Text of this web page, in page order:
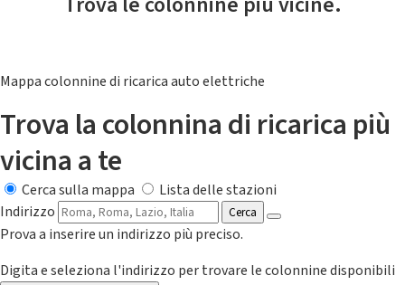
Mappa colonnine di ricarica auto elettriche
Trova la colonnina di ricarica più
vicina a te
Cerca sulla mappa
Lista delle stazioni
Indirizzo
Cerca
Prova a inserire un indirizzo più preciso.
Digita e seleziona l'indirizzo per trovare le colonnine disponibili